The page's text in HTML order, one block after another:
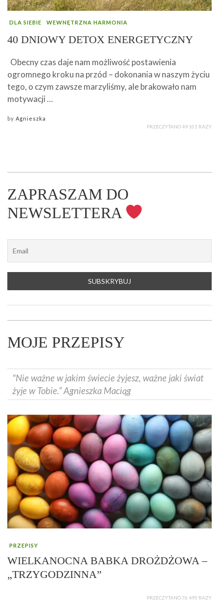
DLA SIEBIE WEWNĘTRZNA HARMONIA
40 DNIOWY DETOX ENERGETYCZNY
Obecny czas daje nam możliwość postawienia
ogromnego kroku na przód – dokonania w naszym życiu
tego, o czym zawsze marzyliśmy, ale brakowało nam
motywacji …
by Agnieszka
PRZECZYTANO 49 101 RAZY
ZAPRASZAM DO
NEWSLETTERA
MOJE PRZEPISY
"Nie ważne w jakim świecie żyjesz, ważne jaki świat
żyje w Tobie.” Agnieszka Maciąg
PRZEPISY
WIELKANOCNA BABKA DROŻDŻOWA –
„TRZYGODZINNA”
PRZECZYTANO 76 495 RAZY